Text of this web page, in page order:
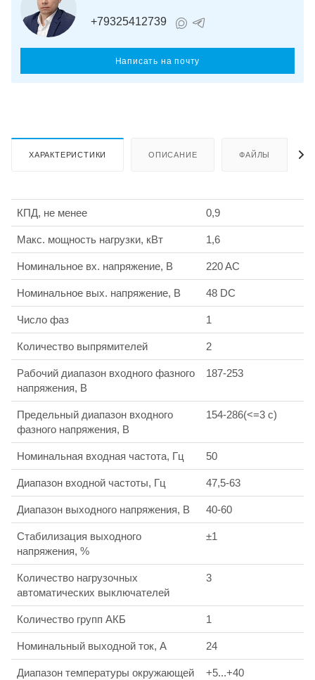
+79325412739
Написать на почту
ХАРАКТЕРИСТИКИ ОПИСАНИЕ ФАЙЛЫ
КПД, не менее 0,9
Макс. мощность нагрузки, кВт 1,6
Номинальное вх. напряжение, В 220 AC
Номинальное вых. напряжение, В 48 DC
Число фаз 1
Количество выпрямителей 2
Рабочий диапазон входного фазного
напряжения, В
187-253
Предельный диапазон входного
фазного напряжения, В
154-286(<=3 c)
Номинальная входная частота, Гц 50
Диапазон входной частоты, Гц 47,5-63
Диапазон выходного напряжения, В 40-60
Стабилизация выходного
напряжения, %
±1
Количество нагрузочных
автоматических выключателей
3
Количество групп АКБ 1
Номинальный выходной ток, А 24
Диапазон температуры окружающей +5...+40